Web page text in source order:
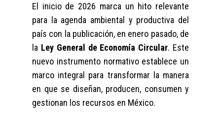
El inicio de 2026 marca un hito relevante
para la agenda ambiental y productiva del
país con la publicación, en enero pasado, de
la Ley General de Economía Circular. Este
nuevo instrumento normativo establece un
marco integral para transformar la manera
en que se diseñan, producen, consumen y
gestionan los recursos en México.